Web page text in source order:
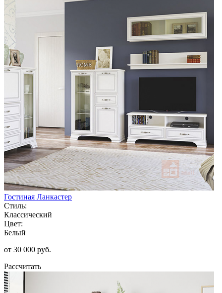
Гостиная Ланкастер
Стиль:
Классический
Цвет:
Белый
от 30 000 руб.
Рассчитать